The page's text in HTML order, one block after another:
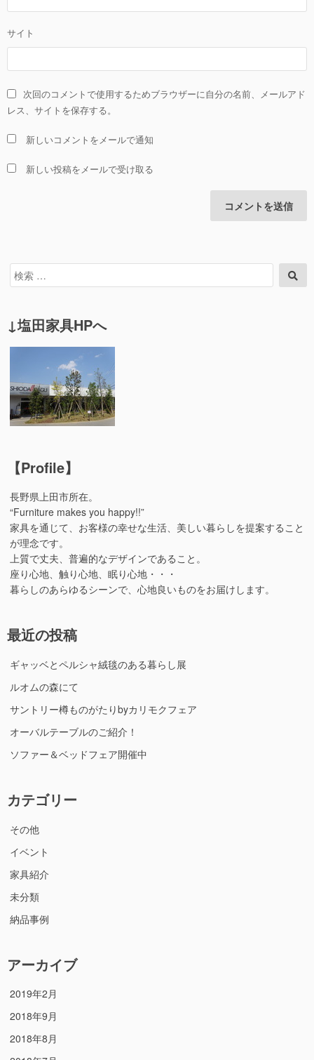
サイト
次回のコメントで使用するためブラウザーに自分の名前、メールアド
レス、サイトを保存する。
新しいコメントをメールで通知
新しい投稿をメールで受け取る
検
索
索
↓塩田家具HPへ
【Profile】
長野県上田市所在。
“Furniture makes you happy!!”
家具を通じて、お客様の幸せな生活、美しい暮らしを提案すること
が理念です。
上質で丈夫、普遍的なデザインであること。
座り心地、触り心地、眠り心地・・・
暮らしのあらゆるシーンで、心地良いものをお届けします。
最近の投稿
ギャッベとペルシャ絨毯のある暮らし展
ルオムの森にて
サントリー樽ものがたりbyカリモクフェア
オーバルテーブルのご紹介！
ソファー＆ベッドフェア開催中
カテゴリー
その他
イベント
家具紹介
未分類
納品事例
アーカイブ
2019年2月
2018年9月
2018年8月